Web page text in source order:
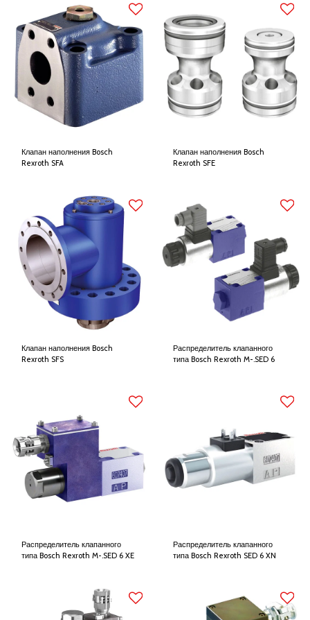
Клапан наполнения Bosch
Rexroth SFA
Клапан наполнения Bosch
Rexroth SFE
Клапан наполнения Bosch
Rexroth SFS
Распределитель клапанного
типа Bosch Rexroth M-.SED 6
Распределитель клапанного
типа Bosch Rexroth M-.SED 6 XE
Распределитель клапанного
типа Bosch Rexroth SED 6 XN